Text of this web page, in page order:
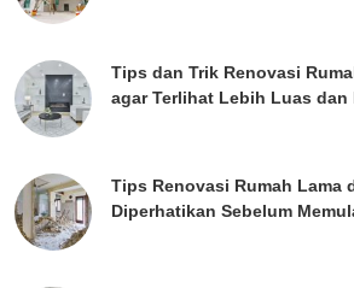
Tips dan Trik Renovasi
agar Terlihat Lebih Luas dan
Tips Renovasi Rumah Lama
Diperhatikan Sebelum